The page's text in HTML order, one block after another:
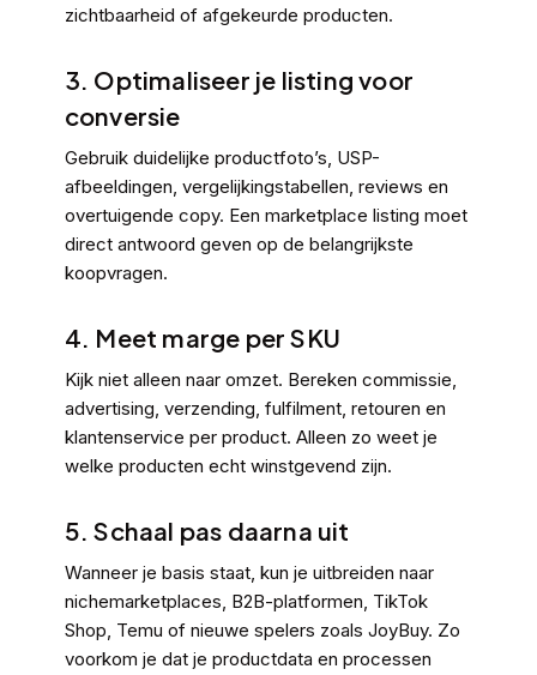
zichtbaarheid of afgekeurde producten.
3. Optimaliseer je listing voor
conversie
Gebruik duidelijke productfoto’s, USP-
afbeeldingen, vergelijkingstabellen, reviews en
overtuigende copy. Een marketplace listing moet
direct antwoord geven op de belangrijkste
koopvragen.
4. Meet marge per SKU
Kijk niet alleen naar omzet. Bereken commissie,
advertising, verzending, fulfilment, retouren en
klantenservice per product. Alleen zo weet je
welke producten echt winstgevend zijn.
5. Schaal pas daarna uit
Wanneer je basis staat, kun je uitbreiden naar
nichemarketplaces, B2B-platformen, TikTok
Shop, Temu of nieuwe spelers zoals JoyBuy. Zo
voorkom je dat je productdata en processen